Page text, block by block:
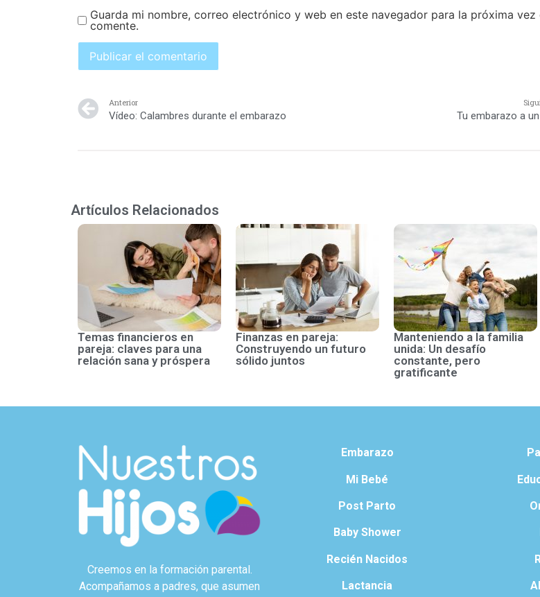
Guarda mi nombre, correo electrónico y web en este navegador para la próxima vez
comente.
Anterior
Vídeo: Calambres durante el embarazo Tu embarazo a
Artículos Relacionados
Temas financieros en
pareja: claves para una
relación sana y próspera
Finanzas en pareja:
Construyendo un futuro
sólido juntos
Manteniendo a la familia
unida: Un desafío
constante, pero
gratificante
Creemos en la formación parental.
Acompañamos a padres, que asumen
Embarazo
Mi Bebé
Post Parto
Baby Shower
Recién Nacidos
Lactancia